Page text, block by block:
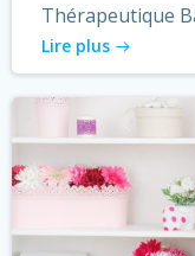
Thérapeutique
Lire plus